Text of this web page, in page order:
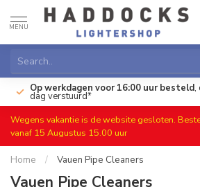
MENU
Op werkdagen voor 16:00 uur besteld,
dag verstuurd*
Wegens vakantie is de website gesloten.
vanaf 15 Augustus 15.00 uur
Home / Vauen Pipe Cleaners
Vauen Pipe Cleaners